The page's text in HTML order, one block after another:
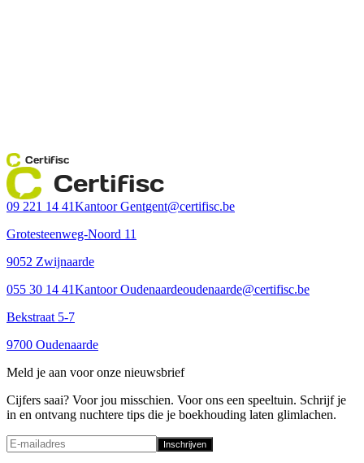
Certifisc
Certifisc
09 221 14 41Kantoor Gentgent@certifisc.be
Grotesteenweg-Noord 11
9052 Zwijnaarde
055 30 14 41Kantoor Oudenaardeoudenaarde@certifisc.be
Bekstraat 5-7
9700 Oudenaarde
Meld je aan voor onze nieuwsbrief
Cijfers saai? Voor jou misschien. Voor ons een speeltuin. Schrijf je
in en ontvang nuchtere tips die je boekhouding laten glimlachen.
Inschrijven